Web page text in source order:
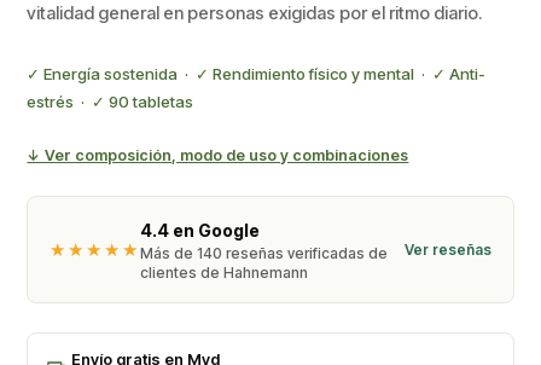
vitalidad general en personas exigidas por el ritmo diario.
✓ Energía sostenida · ✓ Rendimiento físico y mental · ✓ Anti-
estrés · ✓ 90 tabletas
↓ Ver composición, modo de uso y combinaciones
★★★★★
4.4 en Google
Más de 140 reseñas verificadas de
clientes de Hahnemann
Ver reseñas
Envío gratis en Mvd